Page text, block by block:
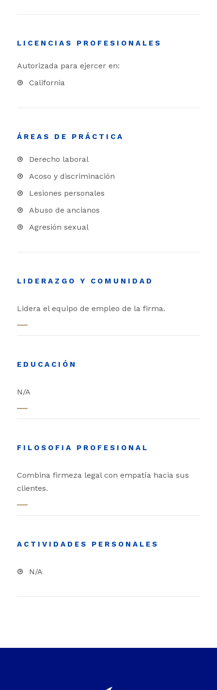
LICENCIAS PROFESIONALES
Autorizada para ejercer en:
California
ÁREAS DE PRÁCTICA
Derecho laboral
Acoso y discriminación
Lesiones personales
Abuso de ancianos
Agresión sexual
LIDERAZGO Y COMUNIDAD
Lidera el equipo de empleo de la firma.
EDUCACIÓN
N/A
FILOSOFIA PROFESIONAL
Combina firmeza legal con empatía hacia sus
clientes.
ACTIVIDADES PERSONALES
N/A